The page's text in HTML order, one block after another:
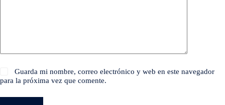
Guarda mi nombre, correo electrónico y web en este navegador
para la próxima vez que comente.